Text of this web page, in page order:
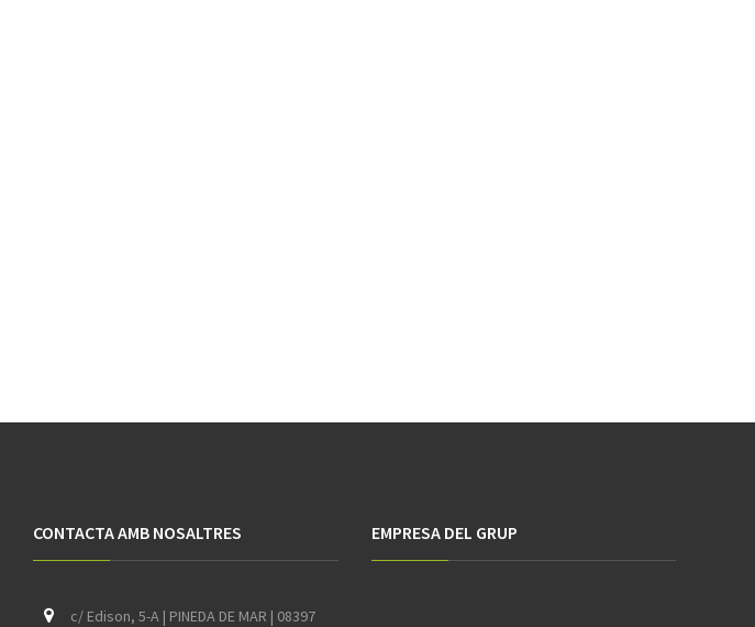
CONTACTA AMB NOSALTRES
c/ Edison, 5-A | PINEDA DE MAR | 08397
EMPRESA DEL GRUP